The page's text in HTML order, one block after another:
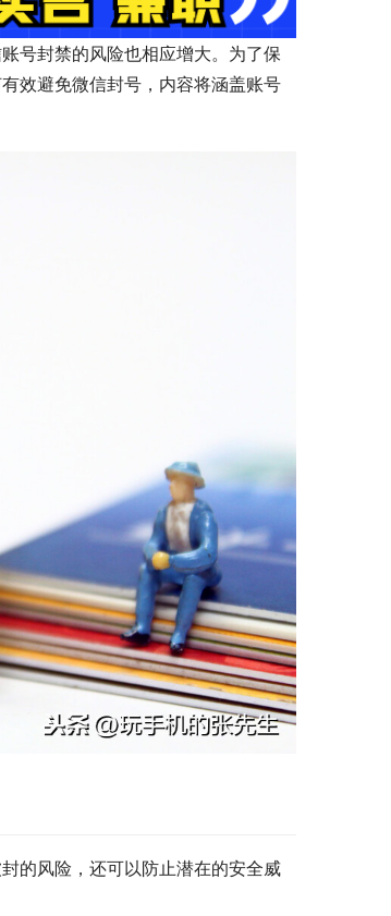
号封禁的风险也相应增大。为了保
效避免微信封号，内容将涵盖账号
的风险，还可以防止潜在的安全威